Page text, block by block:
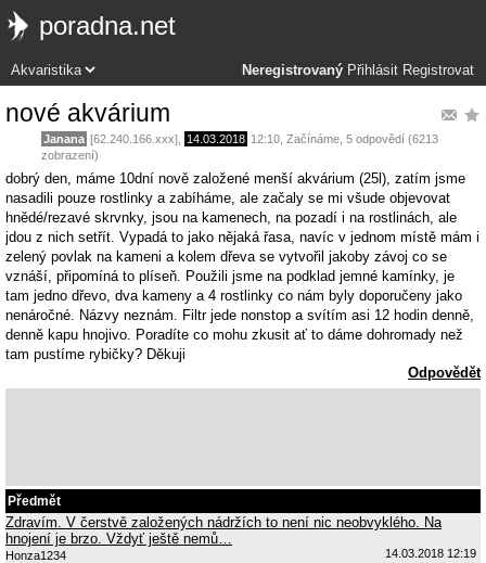
poradna.net
Neregistrovaný Přihlásit Registrovat
nové akvárium
Janana [62.240.166.xxx], 14.03.2018 12:10 Začínáme , 5 odpovědí (6213
zobrazení)
dobrý den, máme 10dní nově založené menší akvárium (25l), zatím jsme
nasadili pouze rostlinky a zabíháme, ale začaly se mi všude objevovat
hnědé/rezavé skrvnky, jsou na kamenech, na pozadí i na rostlinách, ale
jdou z nich setřít. Vypadá to jako nějaká řasa, navíc v jednom místě mám i
zelený povlak na kameni a kolem dřeva se vytvořil jakoby závoj co se
vznáší, připomíná to plíseň. Použili jsme na podklad jemné kamínky, je
tam jedno dřevo, dva kameny a 4 rostlinky co nám byly doporučeny jako
nenáročné. Názvy neznám. Filtr jede nonstop a svítím asi 12 hodin denně,
denně kapu hnojivo. Poradíte co mohu zkusit ať to dáme dohromady než
tam pustíme rybičky? Děkuji
Odpovědět
Předmět
Zdravím. V čerstvě založených nádržích to není nic neobvyklého. Na
hnojení je brzo. Vždyť ještě nemů…
Honza1234 14.03.2018 12:19